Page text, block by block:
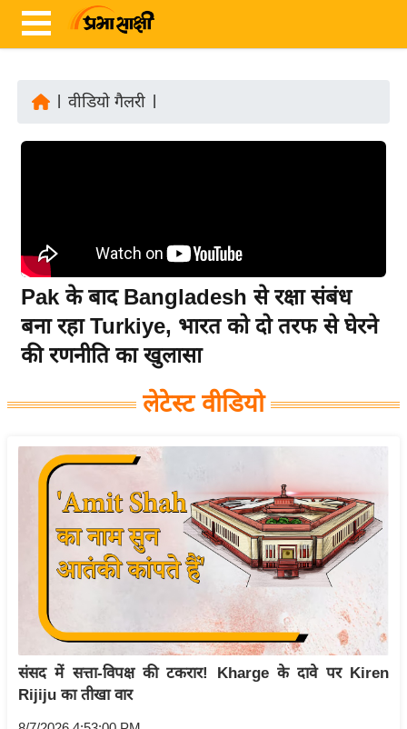
रा
ष्ट्री
य
अं
त
ष्ट्री
त
वि
वीडियो गैलरी
Pak के बाद Bangladesh से रक्षा संबंध
बना रहा Turkiye, भारत को दो तरफ से घेरने
की रणनीति का खुलासा
लेटेस्ट वीडियो
संसद में सत्ता-विपक्ष की टकरार! Kharge के दावे पर Kiren
Rijiju का तीखा वार